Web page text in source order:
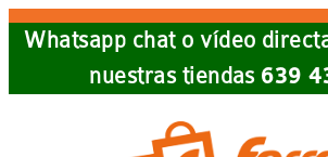
Skip
Whatsapp chat o vídeo
nuestras tiendas 639